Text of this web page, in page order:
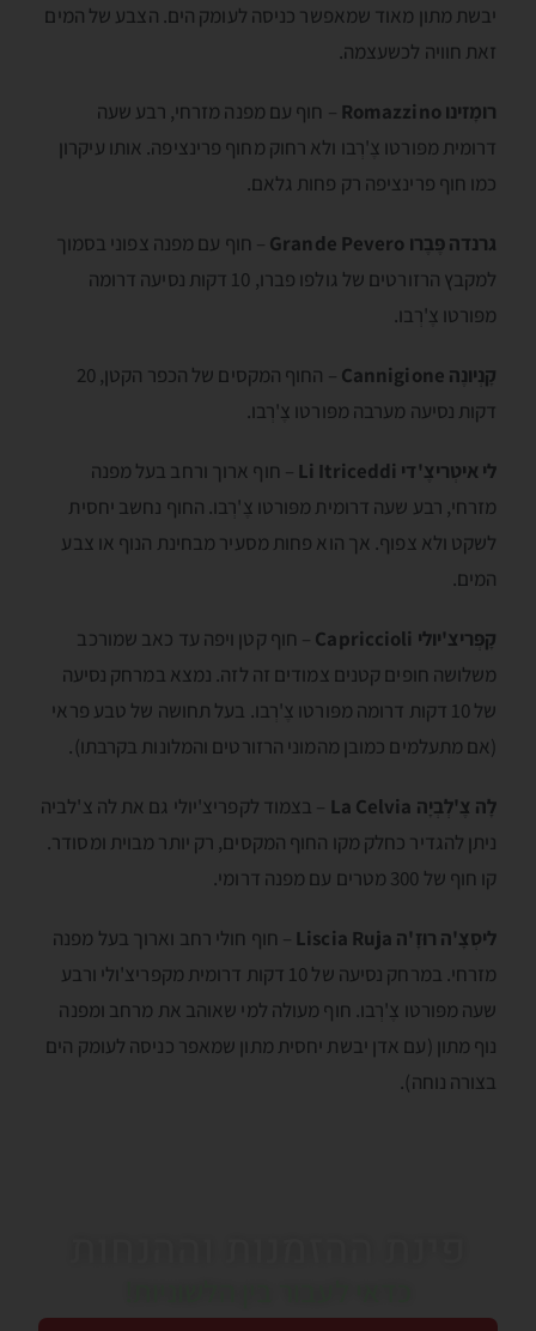
יבשת מתון מאוד שמאפשר כניסה לעומק הים. הצבע של המים
זאת חוויה לכשעצמה.
רומָזינו Romazzino
– חוף עם מפנה מזרחי, רבע שעה
דרומית מפּורטו צֶ'רְבו ולא רחוק מחוף פרינציפה. אותו עיקרון
כמו חוף פרינציפה רק פחות גלאם.
גרנדה פֶּבֶרו Grande Pevero
– חוף עם מפנה צפוני בסמוך
למקבץ הרזורטים של גולפו פברו, 10 דקות נסיעה דרומה
מפּורטו צֶ'רְבו.
קָנְיונֶה Cannigione
– החוף המקסים של הכפר הקטן, 20
דקות נסיעה מערבה מפּורטו צֶ'רְבו.
לי איטְריצֶ'די Li Itriceddi
– חוף ארוך ורחב בעל מפנה
מזרחי, רבע שעה דרומית מפּורטו צֶ'רְבו. החוף נחשב יחסית
לשקט ולא צפוף. אך הוא פחות מסעיר מבחינת הנוף או צבע
המים.
קָפְּריצ'יולי Capriccioli
– חוף קטן ויפה עד כאב שמורכב
משלושה חופים קטנים צמודים זה לזה. נמצא במרחק נסיעה
של 10 דקות דרומה מפּורטו צֶ'רְבו. בעל תחושה של טבע פראי
(אם מתעלמים כמובן מהמוני הרזורטים והמלונות בקרבתו).
לָה צֶ'לְבְיָה La Celvia
– בצמוד לקפריצ'יולי גם את לה צ'לביה
ניתן להגדיר כחלק מקו החוף המקסים, רק יותר מבוית ומסודר.
קו חוף של 300 מטרים עם מפנה דרומי.
ליסְצָ'ה רוּזָ'ה Liscia Ruja
– חוף חולי רחב וארוך בעל מפנה
מזרחי. במרחק נסיעה של 10 דקות דרומית מקפריצ'ולי ורבע
שעה מפּורטו צֶ'רְבו. חוף מעולה למי שאוהב את מרחב ומפנה
נוף מתון (עם אדן יבשת יחסית מתון שמאפר כניסה לעומק הים
בצורה נוחה).